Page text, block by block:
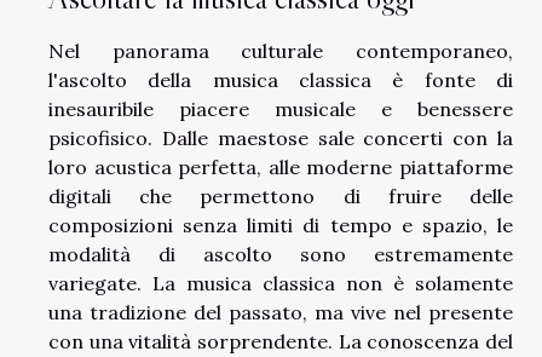
Nel panorama culturale contemporaneo,
l'ascolto della musica classica è fonte di
inesauribile piacere musicale e benessere
psicofisico. Dalle maestose sale concerti con la
loro acustica perfetta, alle moderne piattaforme
digitali che permettono di fruire delle
composizioni senza limiti di tempo e spazio, le
modalità di ascolto sono estremamente
variegate. La musica classica non è solamente
una tradizione del passato, ma vive nel presente
con una vitalità sorprendente. La conoscenza del